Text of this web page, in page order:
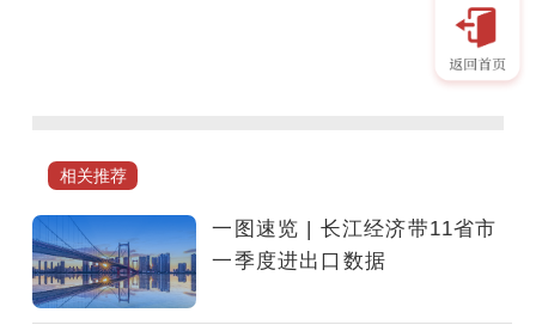
相关推荐
一图速览 | 长江经济带11省市
一季度进出口数据